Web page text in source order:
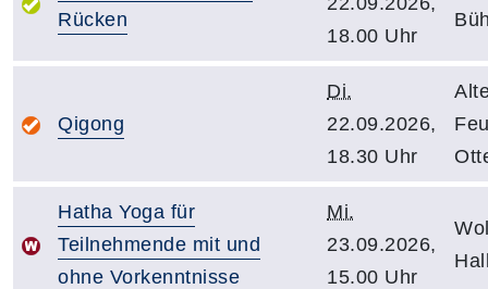
Rücken
18.00 Uhr
Qigong
Di.
22.09.2026,
18.30 Uhr
Hatha Yoga für
Teilnehmende mit und
ohne Vorkenntnisse
Mi.
23.09.2026,
15.00 Uhr